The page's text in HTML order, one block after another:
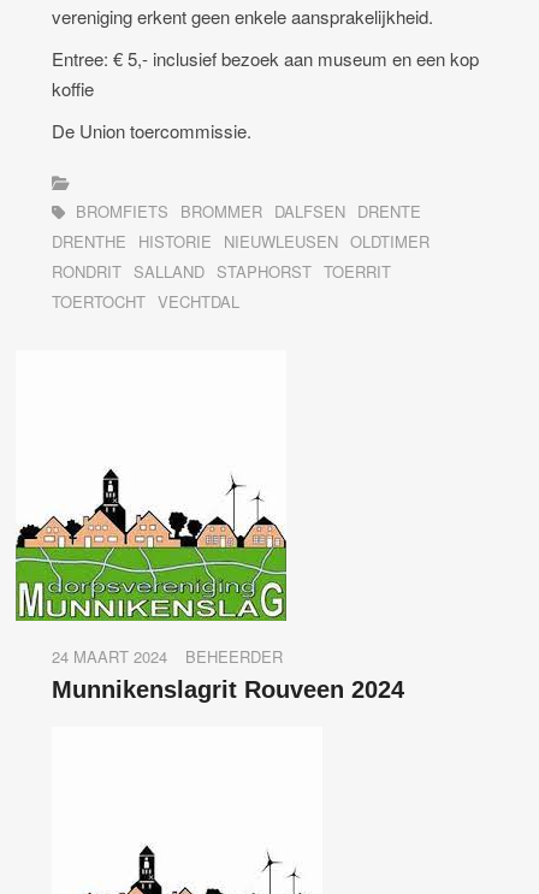
vereniging erkent geen enkele aansprakelijkheid.
Entree: € 5,- inclusief bezoek aan museum en een kop
koffie
De Union toercommissie.
BROMFIETS BROMMER DALFSEN DRENTE
DRENTHE
HISTORIE NIEUWLEUSEN OLDTIMER
RONDRIT SALLAND STAPHORST TOERRIT
TOERTOCHT VECHTDAL
24 MAART 2024 BEHEERDER
Munnikenslagrit Rouveen 2024